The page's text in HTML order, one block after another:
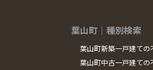
葉山町｜種別検索
葉山町新築一戸建ての
葉山町中古一戸建ての